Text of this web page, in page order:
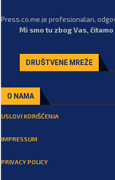
Press.co.me je profesionalan,
Mi smo tu zbog Vas, čitamo
DRUŠTVENE MREŽE
O NAMA
USLOVI KORIŠĆENJA
IMPRESSUM
PRIVACY POLICY